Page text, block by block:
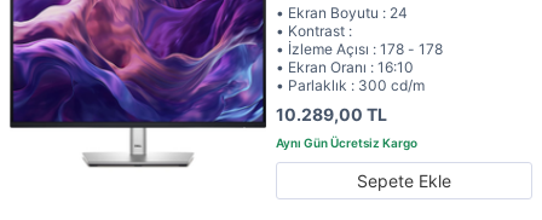
• Ekran Boyutu : 24
• Kontrast :
• İzleme Açısı : 178 - 178
• Ekran Oranı : 16:10
• Parlaklık : 300 cd/m
10.289,00 TL
Sepete Ekle